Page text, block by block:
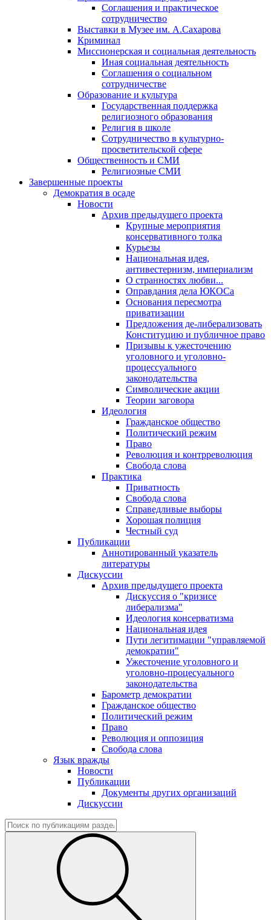
Соглашения и практическое
сотрудничество
Выставки в Музее им. А.Сахарова
Криминал
Миссионерская и социальная деятельность
Иная социальная деятельность
Соглашения о социальном
сотрудничестве
Образование и культура
Государственная поддержка
религиозного образования
Религия в школе
Сотрудничество в культурно-
просветительской сфере
Общественность и СМИ
Религиозные СМИ
Завершенные проекты
Демократия в осаде
Новости
Архив предыдущего проекта
Крупные мероприятия
консервативного толка
Курьезы
Национальная идея,
антивестернизм, империализм
О странностях любви...
Оправдания дела ЮКОСа
Основания пересмотра
приватизации
Предложения де-либерализовать
Конституцию и публичное право
Призывы к ужесточению
уголовного и уголовно-
процессуального
законодательства
Символические акции
Теории заговора
Идеология
Гражданское общество
Политический режим
Право
Революция и контрреволюция
Свобода слова
Практика
Приватность
Свобода слова
Справедливые выборы
Хорошая полиция
Честный суд
Публикации
Аннотированный указатель
литературы
Дискуссии
Архив предыдущего проекта
Дискуссия о "кризисе
либерализма"
Идеология консерватизма
Национальная идея
Пути легитимации "управляемой
демократии"
Ужесточение уголовного и
уголовно-процесуального
законодательства
Барометр демократии
Гражданское общество
Политический режим
Право
Революция и оппозиция
Свобода слова
Язык вражды
Новости
Публикации
Документы других организаций
Дискуссии